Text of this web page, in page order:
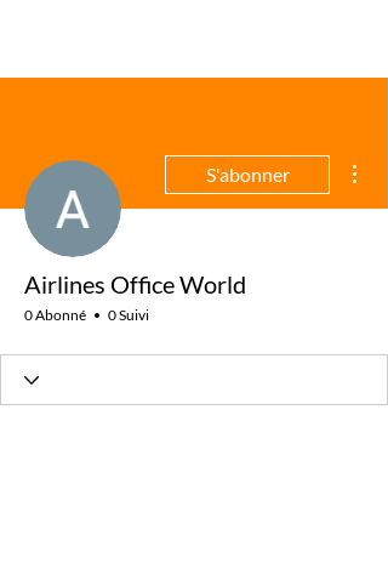
S'abonner
Airlines Office World
0 Abonné 0 Suivi